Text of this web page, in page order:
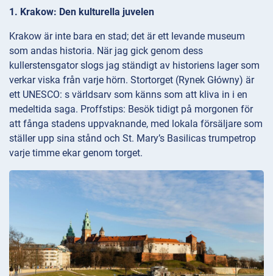
1. Krakow: Den kulturella juvelen
Krakow är inte bara en stad; det är ett levande museum
som andas historia. När jag gick genom dess
kullerstensgator slogs jag ständigt av historiens lager som
verkar viska från varje hörn. Stortorget (Rynek Główny) är
ett UNESCO: s världsarv som känns som att kliva in i en
medeltida saga. Proffstips: Besök tidigt på morgonen för
att fånga stadens uppvaknande, med lokala försäljare som
ställer upp sina stånd och St. Mary’s Basilicas trumpetrop
varje timme ekar genom torget.